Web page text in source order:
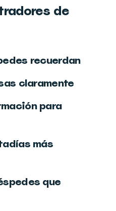
de
recuerdan
claramente
para
más
que